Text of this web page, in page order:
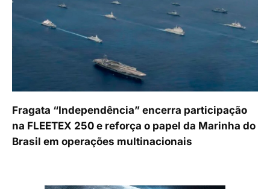
Fragata “Independência” encerra participação
na FLEETEX 250 e reforça o papel da Marinha do
Brasil em operações multinacionais